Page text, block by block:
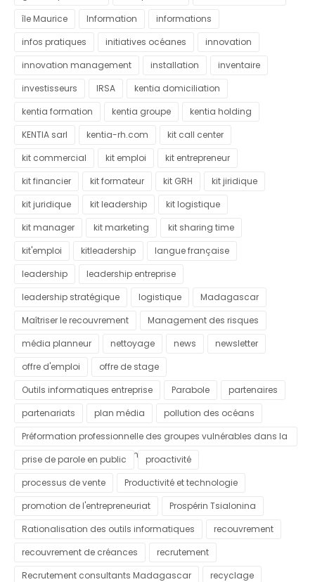
île Maurice
Information
informations
infos pratiques
initiatives océanes
innovation
innovation management
installation
inventaire
investisseurs
IRSA
kentia domiciliation
kentia formation
kentia groupe
kentia holding
KENTIA sarl
kentia-rh.com
kit call center
kit commercial
kit emploi
kit entrepreneur
kit financier
kit formateur kit GRH
kit jiridique
kit juridique
kit leadership
kit logistique
kit manager
kit marketing
kit sharing time
kit'emploi
kitleadership
langue française
leadership
leadership entreprise
leadership stratégique
logistique
Madagascar
Maîtriser le recouvrement
Management des risques
média planneur
nettoyage news
newsletter
offre d'emploi
offre de stage
Outils informatiques entreprise
Parabole
partenaires
partenariats
plan média
pollution des océans
Préformation professionnelle des groupes vulnérables dans la
commune urbaine d'Antananarivo
prise de parole en public
proactivité
processus de vente
Productivité et technologie
promotion de l'entrepreneuriat
Prospérin Tsialonina
Rationalisation des outils informatiques
recouvrement
recouvrement de créances
recrutement
Recrutement consultants Madagascar
recyclage